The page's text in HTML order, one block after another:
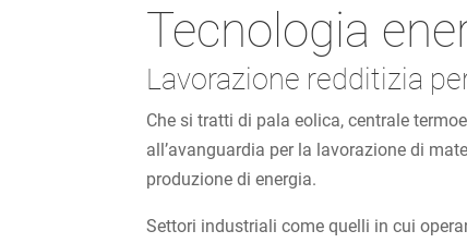
Tecnologia
Lavorazione redditizia
Che si tratti di pala eolica, centrale
all’avanguardia per la lavorazione di
produzione di energia.
Settori industriali come quelli in cui